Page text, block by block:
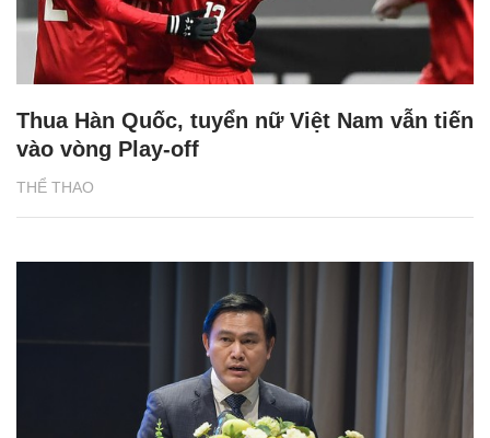
THỂ THAO
Thua Hàn Quốc, tuyển nữ Việt Nam vẫn tiến
vào vòng Play-off